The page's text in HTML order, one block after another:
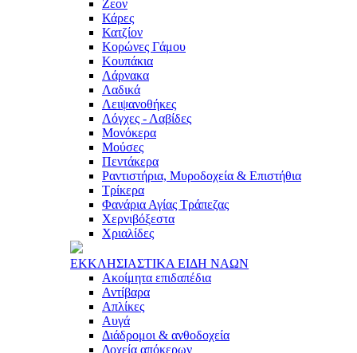
Ζεον
Κάρες
Κατζίον
Κορώνες Γάμου
Κουπάκια
Λάρνακα
Λαδικά
Λειψανοθήκες
Λόγχες - Λαβίδες
Μονόκερα
Μούσες
Πεντάκερα
Ραντιστήρια, Μυροδοχεία & Επιστήθια
Τρίκερα
Φανάρια Αγίας Τράπεζας
Χερνιβόξεστα
Χριαλίδες
ΕΚΚΛΗΣΙAΣΤΙΚA ΕΙΔΗ ΝAΩΝ
Ακοίμητα επιδαπέδια
Αντίβαρα
Απλίκες
Αυγά
Διάδρομοι & ανθοδοχεία
Δοχεία απόκερων